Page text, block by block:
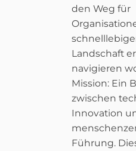
den Weg für
Landschaft
navigieren
Mission: Ein
zwischen
Innovation
Führung.